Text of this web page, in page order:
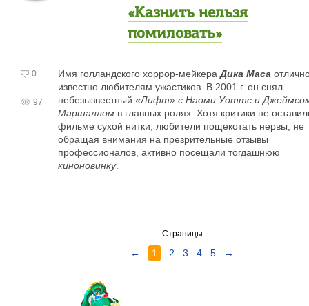
«Казнить нельзя
помиловать»
0
97
Имя голландского хоррор-мейкера Дика Маса
известно любителям ужастиков. В 2001 г. он снял
небезызвестный «Лифт» с Наоми Уоттс и
Маршалломв главных ролях. Хотя критики не
фильме сухой нитки, любители пощекотать нервы, не
обращая внимания на презрительные отзывы
профессионалов, активно посещали тогдашнюю
киноновинку.
Страницы
← 1 2 3 4 5 →